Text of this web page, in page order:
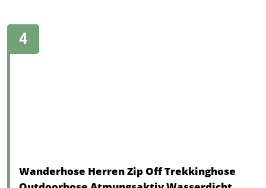
Wanderhose Herren Zip Off Trekkinghose